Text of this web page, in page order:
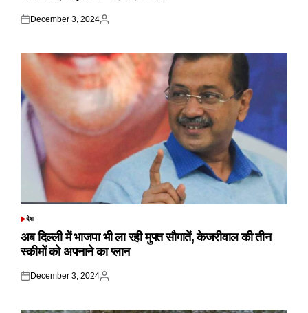
Posted
December 3, 2024
Posted
POSTED
देश
अब दिल्ली में भाजपा भी ला रही मुफ्त सौगातें, केजरीवाल की तीन
स्कीमों को अपनाने का प्लान
Posted
December 3, 2024
Posted